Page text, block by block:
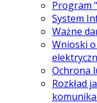
Program
System
Ważne
Wnioski
Ochrona
Rozkład